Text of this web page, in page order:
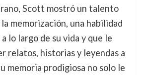
Scott mostró un talento
memorización, una habilidad
lo largo de su vida y que le
relatos, historias y leyendas a
memoria prodigiosa no solo le